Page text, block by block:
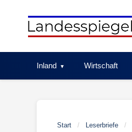
Inland Wirtschaft
Start / Leserbriefe /